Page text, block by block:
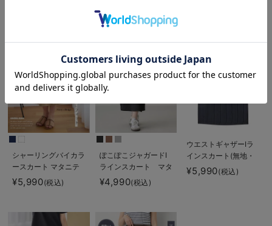
シャーリングバイカラ
ースカート マタニテ
ィ・産後【出産後も長
く使える】
¥5,990(税込)
ぽこぽこジャガードI
ラインスカート マタ
ニティ・産後【産後も
長く着られる】
¥4,990(税込)
ウエストギャザーIラ
インスカート(無地・
ストライプ) マタニ
ティ・産後【産後も長
¥5,990(税込)
お気に入り商品を確認する